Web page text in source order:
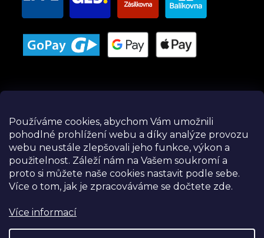
Používáme cookies, abychom Vám umožnili
pohodlné prohlížení webu a díky analýze provozu
webu neustále zlepšovali jeho funkce, výkon a
použitelnost. Záleží nám na Vašem soukromí a
proto si můžete naše cookies nastavit podle sebe.
Více o tom, jak je zpracováváme se dočtete zde.
Více informací
Instagram